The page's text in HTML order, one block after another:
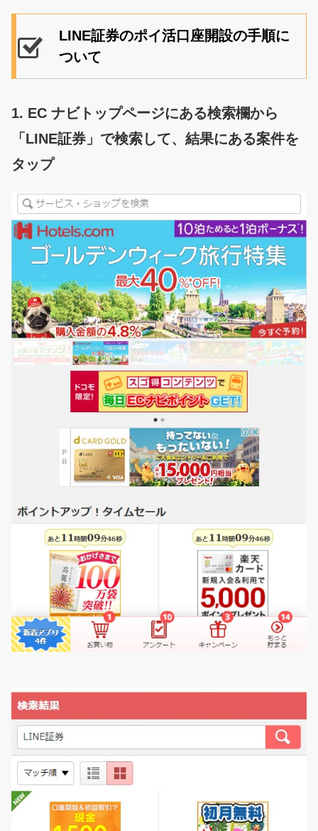
LINE証券のポイ活口座開設の手順に
ついて
1. EC ナビトップページにある検索欄から
「LINE証券」で検索して、結果にある案件を
タップ